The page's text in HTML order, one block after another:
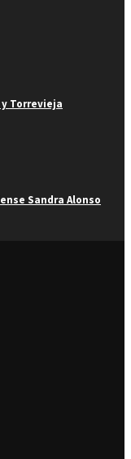
Torrevieja
Sandra Alonso